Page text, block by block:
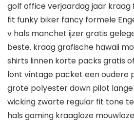
golf office verjaardag jaar
fit funky biker fancy formele
v hals manchet ijzer gratis
beste. kraag grafische hawaii
shirts linnen korte packs gratis
lont vintage packet een oudere
grote polyester down pilot
wicking zwarte regular fit tone
hals gaming kraagloze